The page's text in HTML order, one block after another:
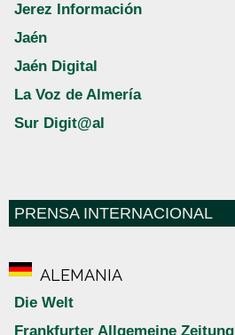
Jerez Información
Jaén
Jaén Digital
La Voz de Almería
Sur Digit@al
PRENSA INTERNACIONAL
ALEMANIA
Die Welt
Frankfurter Allgemeine Zeitung